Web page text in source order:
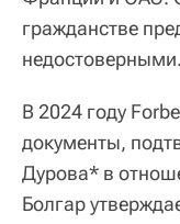
гражданстве
недостоверными.
В 2024 году
документы,
Дурова* в
Болгар